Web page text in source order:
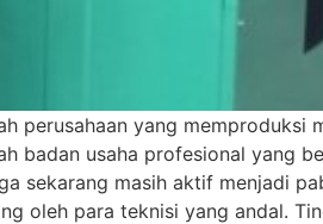
perusahaan yang memproduksi
badan usaha profesional yang
sekarang masih aktif menjadi
oleh para teknisi yang andal.